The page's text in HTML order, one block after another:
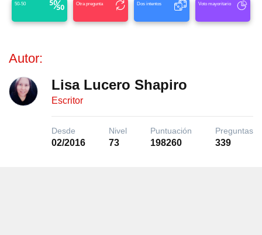
50-50 Otra pregunta Dos intentos Voto mayoritario
Autor:
Lisa Lucero Shapiro
Escritor
Desde
02/2016
Nivel
73
Puntuación
198260
Preguntas
339